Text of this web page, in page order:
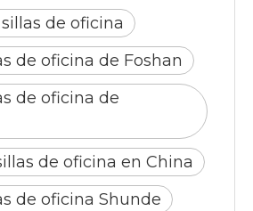
de oficina
de oficina de Foshan
de oficina de
de oficina en China
de oficina Shunde